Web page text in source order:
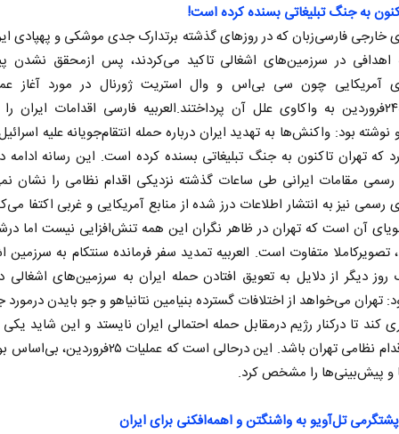
به جنگ تبلیغاتی بسنده کرده است!
خارجی فارسی‌زبان که در روزهای گذشته برتدارک جدی موشکی و پهپادی
اهدافی در سرزمین‌های اشغالی تاکید می‌کردند، پس ازمحقق نشدن
آمریکایی چون سی بی‌اس و وال استریت ژورنال در مورد آغاز
روزجمعه۲۴فروردین به واکاوی علل آن پرداختند.العربیه فارسی اقدامات ایران
نوشته بود: واکنش‌ها به تهدید ایران درباره حمله انتقام‌جویانه علیه
که تهران تاکنون به جنگ تبلیغاتی بسنده کرده است. این رسانه ادامه
رسمی مقامات ایرانی طی ساعات گذشته نزدیکی اقدام نظامی را نشان
رسمی نیز به انتشار اطلاعات درز شده از منابع آمریکایی و غربی اکتفا
آن است که تهران در ظاهر نگران این همه تنش‌افزایی نیست اما
تصویرکاملا متفاوت است. العربیه تمدید سفر فرمانده سنتکام به سرزمین
دیگر از دلایل به تعویق افتادن حمله ایران به سرزمین‌های اشغالی
تهران می‌خواهد از اختلافات گسترده بنیامین نتانیاهو و جو بایدن
کند تا درکنار رژیم درمقابل حمله احتمالی ایران نایستد و این شاید یکی
تعویق اقدام نظامی تهران باشد. این درحالی است که عملیات
و پیش‌بینی‌ها را مشخص کرد.
پشتگرمی تل‌آویو به واشنگتن و اهمه‌افکنی برای ایران
خبرنگار و دیپلمات؛ دو روایت از
یک جبهه
بقائی - سخنگوی وزارت امور خارجه
آیا تفاهم‌نامه
راهبردی ایران بود؟
شهاب اسفندیاری